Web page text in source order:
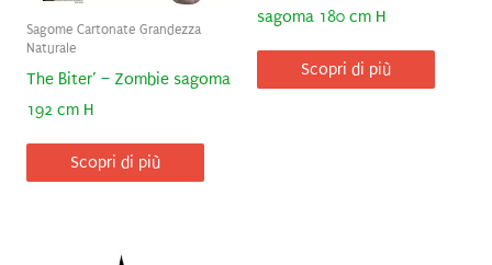
Sagome Cartonate Grandezza
Naturale
The Biter’ – Zombie sagoma
192 cm H
Scopri di più
sagoma 180 cm H
Scopri di più